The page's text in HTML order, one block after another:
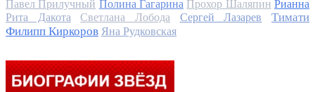
Павел Прилучный Полина Гагарина Прохор Шаляпин Рианна
Рита Дакота
Светлана Лобода Сергей Лазарев
Тимати
Филипп Киркоров Яна Рудковская